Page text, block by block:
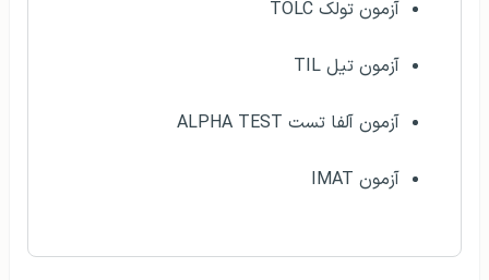
آزمون تولک TOLC
آزمون تیل TIL
آزمون آلفا تست ALPHA TEST
آزمون IMAT